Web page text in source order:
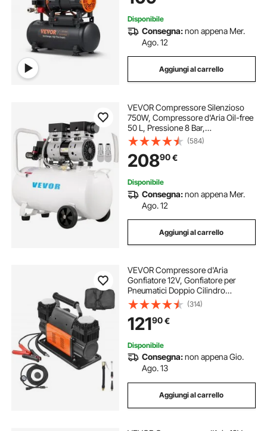
Temperatura -50℃ - 40℃
Disponibile
Consegna:non appena Mer.
Ago. 12
Aggiungi al carrello
VEVOR Compressore Silenzioso
750W, Compressore d'Aria Oil-free
50 L, Pressione 8 Bar,
Compressore d'Aria Silenzioso
220V, Compressore Aria Portatile,
Rumorosità: 68 dB, per Esigenze di
Gonfiaggio
(584)
20890€
Disponibile
Consegna:non appena Mer.
Ago. 12
Aggiungi al carrello
VEVOR Compressore d'Aria
Gonfiatore 12V, Gonfiatore per
Pneumatici Doppio Cilindro
Portatile, Kit Gonfiatore per
Pneumatici da 300 L/min, 10,3 Bar,
con Adattatori, per Camion, Auto,
SUV, 4x4, RV
(314)
12190€
Disponibile
Consegna:non appena Gio.
Ago. 13
Aggiungi al carrello